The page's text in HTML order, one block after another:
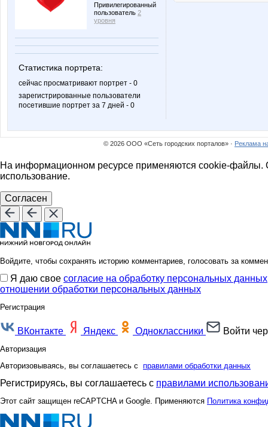
Привилегированный
пользователь 2
уровня
Статистика портрета:
сейчас просматривают портрет - 0
зарегистрированные пользователи
посетившие портрет за 7 дней - 0
© 2026 ООО «Сеть городских порталов» · Реклама
На информационном ресурсе применяются cookie-файлы.
использование.
Согласен
Войдите, чтобы сохранять историю комментариев, голосовать за
Я даю свое согласие на обработку персональных данных
отношении обработки персональных данных
Регистрация
ВКонтакте Яндекс Одноклассники Войти
Авторизация
Авторизовываясь, вы соглашаетесь с правилами обработки данных
Регистрируясь, вы соглашаетесь с правилами
Этот сайт защищен reCAPTCHA и Google. Применяются Политика